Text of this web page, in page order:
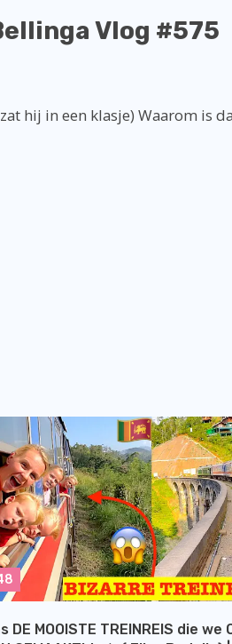
Vlog #575
hij in een klasje) Waarom is
DE MOOISTE TREINREIS die we